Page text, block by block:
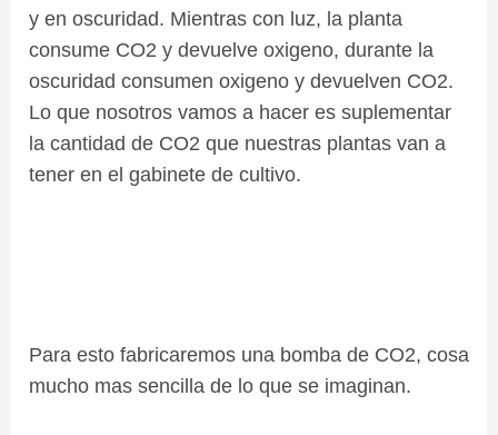
y en oscuridad. Mientras con luz, la planta
consume CO2 y devuelve oxigeno, durante la
oscuridad consumen oxigeno y devuelven CO2.
Lo que nosotros vamos a hacer es suplementar
la cantidad de CO2 que nuestras plantas van a
tener en el gabinete de cultivo.
Para esto fabricaremos una bomba de CO2, cosa
mucho mas sencilla de lo que se imaginan.